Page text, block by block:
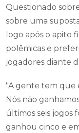
Questionado
sobre uma
logo após o apito
polêmicas e
jogadores diante
"A gente tem que
Nós não
últimos seis jogos
ganhou cinco e